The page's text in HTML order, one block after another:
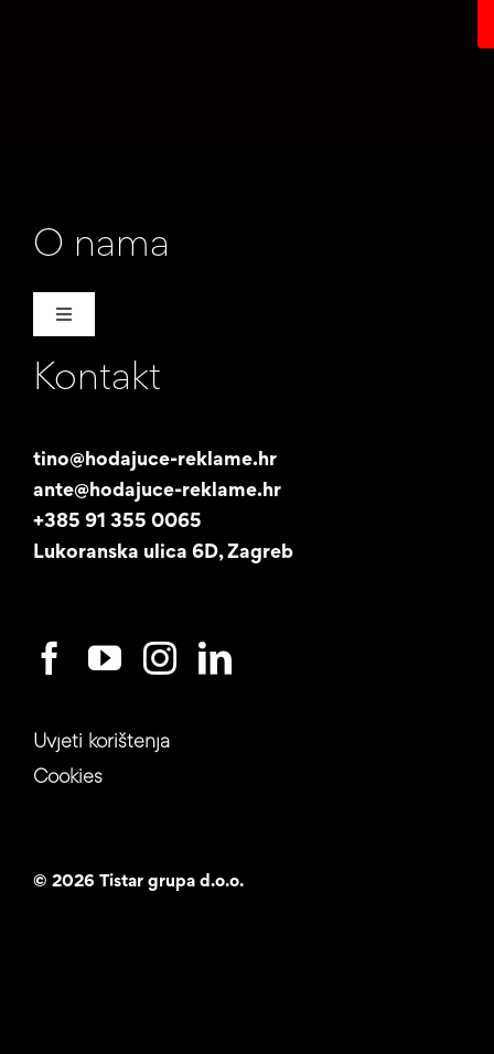
O nama
Toggle
Naša priča
Studentski posao
Kontakt
tino@hodajuce-reklame.hr
ante@hodajuce-reklame.hr
+385 91 355 0065
Lukoranska ulica 6D, Zagreb
Uvjeti korištenja
Cookies
© 2026 Tistar grupa d.o.o.